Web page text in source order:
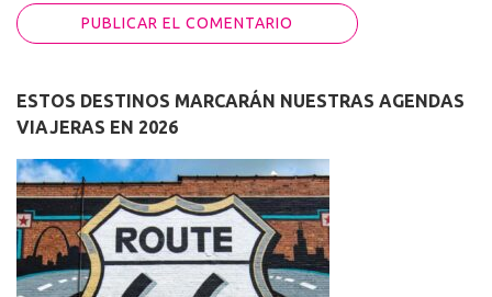
ESTOS DESTINOS MARCARÁN NUESTRAS AGENDAS
VIAJERAS EN 2026